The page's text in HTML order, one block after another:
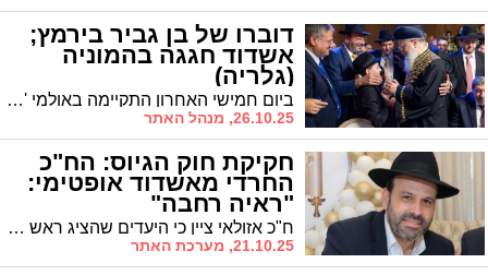
דוברו של בן גביר בירמץ;
אשדוד חגגה בהמוניה
(גלריה)
ביום חמישי האחרון התקיימה באולמי 'האופרה' בעיקר שמחת בר המצווה של יונתן אלחרר, בנו של אריאל אלחרר - דוברו ויועצו הקרוב של השר לביטחון פנים. כל המי ומי הגיעו לברך. צפו בגלריה הססגונית
26.10.25, מנהל האתר
חקיקת חוק הגיוס: הח"כ
החרדי מאשדוד אופטימי:
"ראיה רחבה"
ח"כ אזולאי ציין כי היעדים שהציג ראש הממשלה נתניהו - גיוס 4,800 חרדים בשנה הראשונה ו-5,760 בשנה השנייה - מתכתבים עם הדיונים בוועדה. עם זאת, הוא הדגיש כי ההחלטה הסופית תלויה בגדולי ישראל לאחר הנחת טיוטת החוק
21.10.25, מערכת האתר